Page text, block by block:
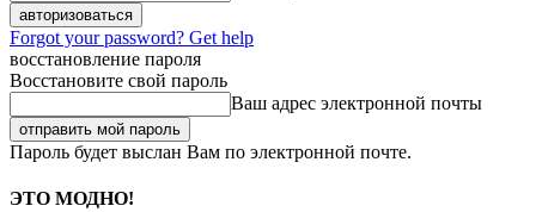
Forgot your password? Get help
восстановление пароля
Восстановите свой пароль
Ваш адрес электронной почты
Пароль будет выслан Вам по электронной почте.
ЭТО МОДНО!